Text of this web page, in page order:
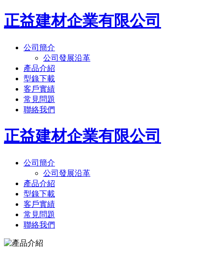
正益建材企業有限公司
公司簡介
公司發展沿革
產品介紹
型錄下載
客戶實績
常見問題
聯絡我們
正益建材企業有限公司
公司簡介
公司發展沿革
產品介紹
型錄下載
客戶實績
常見問題
聯絡我們